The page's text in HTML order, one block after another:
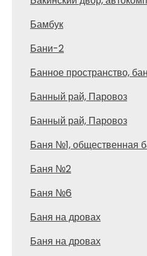
Бамбук
Бани-2
Банное пространство,
Банный рай, Паровоз
Банный рай, Паровоз
Баня №1, общественная
Баня №2
Баня №6
Баня на дровах
Баня на дровах